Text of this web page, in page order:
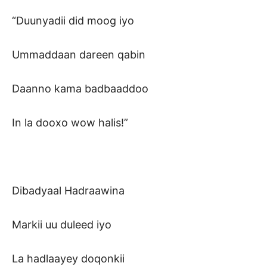
“Duunyadii did moog iyo
Ummaddaan dareen qabin
Daanno kama badbaaddoo
In la dooxo wow halis!”
Dibadyaal Hadraawina
Markii uu duleed iyo
La hadlaayey doqonkii